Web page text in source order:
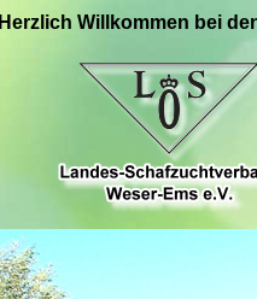
Herzlich Willkommen bei